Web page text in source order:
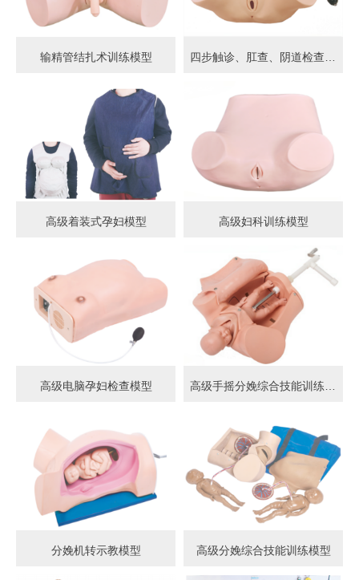
输精管结扎术训练模型 四步触诊、肛查、阴道检查训练模型
高级着装式孕妇模型 高级妇科训练模型
高级电脑孕妇检查模型 高级手摇分娩综合技能训练模型
分娩机转示教模型 高级分娩综合技能训练模型